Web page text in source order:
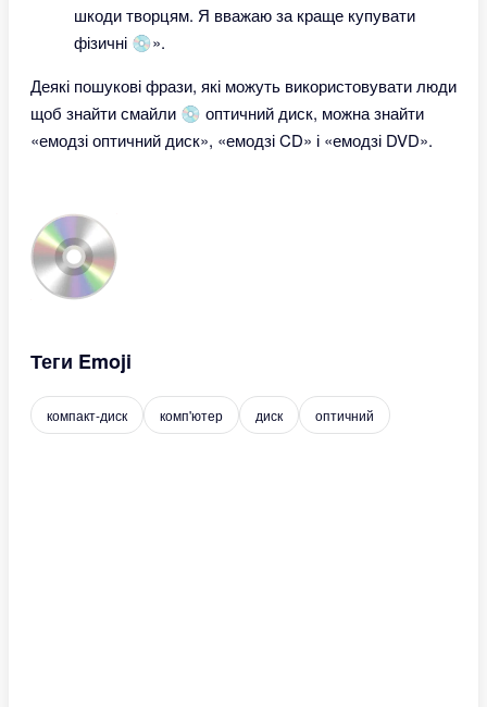
шкоди творцям. Я вважаю за краще купувати
фізичні 💿».
Деякі пошукові фрази, які можуть використовувати люди
щоб знайти смайли 💿 оптичний диск, можна знайти
«емодзі оптичний диск», «емодзі CD» і «емодзі DVD».
Теги Emoji
компакт-диск комп'ютер диск оптичний